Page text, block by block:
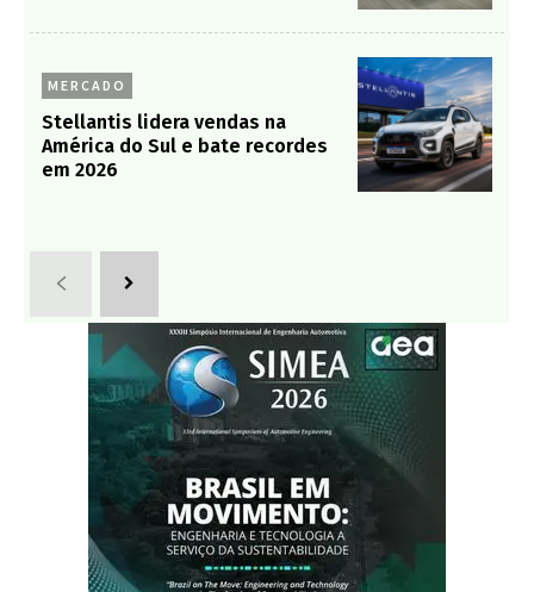
MERCADO
Stellantis lidera vendas na
América do Sul e bate recordes
em 2026